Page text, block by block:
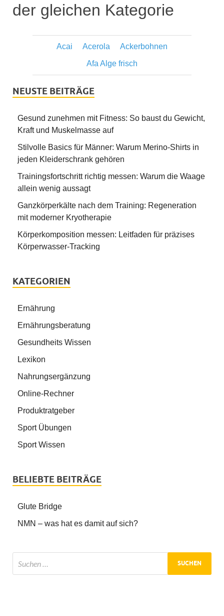
der gleichen Kategorie
Acai Acerola
Ackerbohnen
Afa Alge frisch
NEUSTE BEITRÄGE
Gesund zunehmen mit Fitness: So baust du Gewicht,
Kraft und Muskelmasse auf
Stilvolle Basics für Männer: Warum Merino-Shirts in
jeden Kleiderschrank gehören
Trainingsfortschritt richtig messen: Warum die Waage
allein wenig aussagt
Ganzkörperkälte nach dem Training: Regeneration
mit moderner Kryotherapie
Körperkomposition messen: Leitfaden für präzises
Körperwasser-Tracking
KATEGORIEN
Ernährung
Ernährungsberatung
Gesundheits Wissen
Lexikon
Nahrungsergänzung
Online-Rechner
Produktratgeber
Sport Übungen
Sport Wissen
BELIEBTE BEITRÄGE
Glute Bridge
NMN – was hat es damit auf sich?